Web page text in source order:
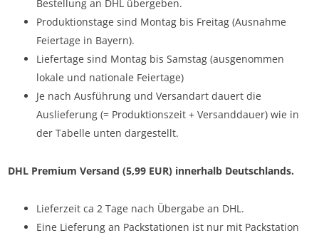
Bestellung an DHL übergeben.
Produktionstage sind Montag bis Freitag (Ausnahme
Feiertage in Bayern).
Liefertage sind Montag bis Samstag (ausgenommen
lokale und nationale Feiertage)
Je nach Ausführung und Versandart dauert die
Auslieferung (= Produktionszeit + Versanddauer) wie in
der Tabelle unten dargestellt.
DHL Premium Versand (5,99 EUR) innerhalb Deutschlands.
Lieferzeit ca 2 Tage nach Übergabe an DHL.
Eine Lieferung an Packstationen ist nur mit Packstation